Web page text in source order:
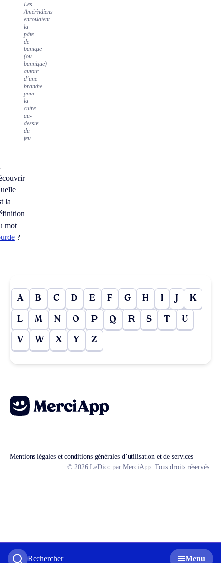
Rechercher Menu
Les
Amérindiens
enroulaient
la
pâte
de
banique
(ou
bannique)
autour
d’une
branche
pour
la
cuire
au-
dessus
du
feu.
la
mot
?
A B C D E F G H I J K
L M N O P Q R S T U
V W X Y Z
Mentions légales et conditions générales d’utilisation et de services
© 2026 LeDico par MerciApp. Tous droits réservés.